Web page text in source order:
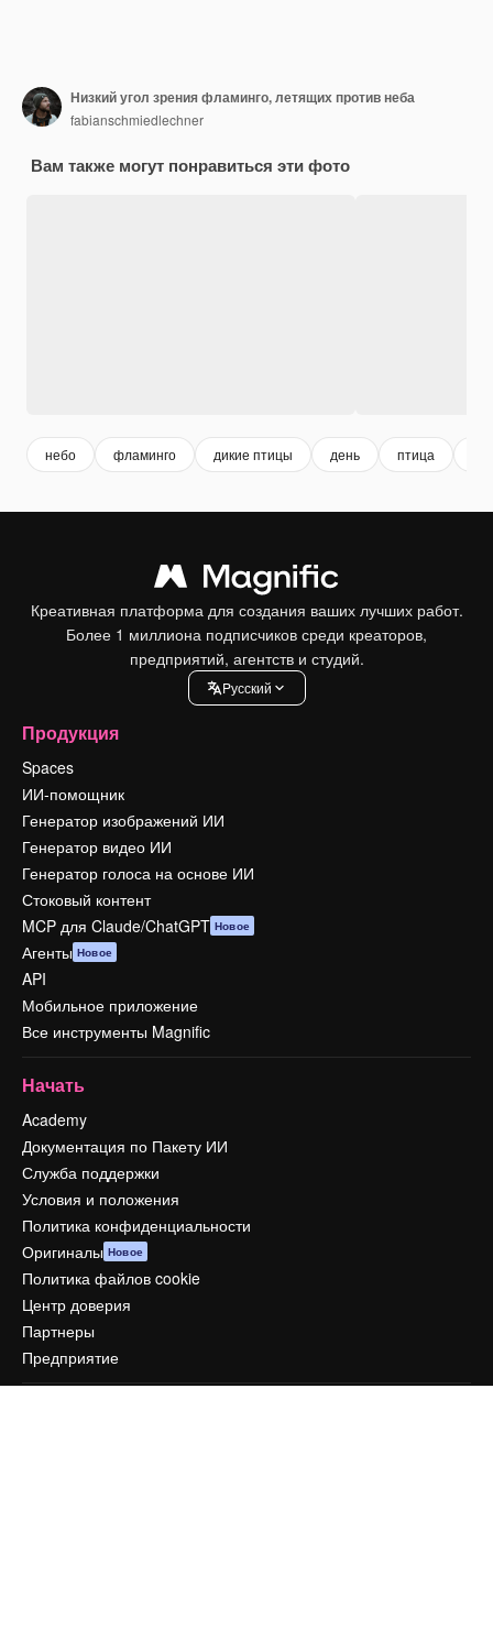
Низкий угол зрения фламинго, летящих против неба
fabianschmiedlechner
Вам также могут понравиться эти фото
небо фламинго дикие птицы день птица
Креативная платформа для создания ваших лучших работ.
Более 1 миллиона подписчиков среди креаторов,
предприятий, агентств и студий.
Pусский
Продукция
Spaces
ИИ-помощник
Генератор изображений ИИ
Генератор видео ИИ
Генератор голоса на основе ИИ
Стоковый контент
MCP для Claude/ChatGPT Новое
Агенты Новое
API
Мобильное приложение
Все инструменты Magnific
Начать
Academy
Документация по Пакету ИИ
Служба поддержки
Условия и положения
Политика конфиденциальности
Оригиналы Новое
Политика файлов cookie
Центр доверия
Партнеры
Предприятие